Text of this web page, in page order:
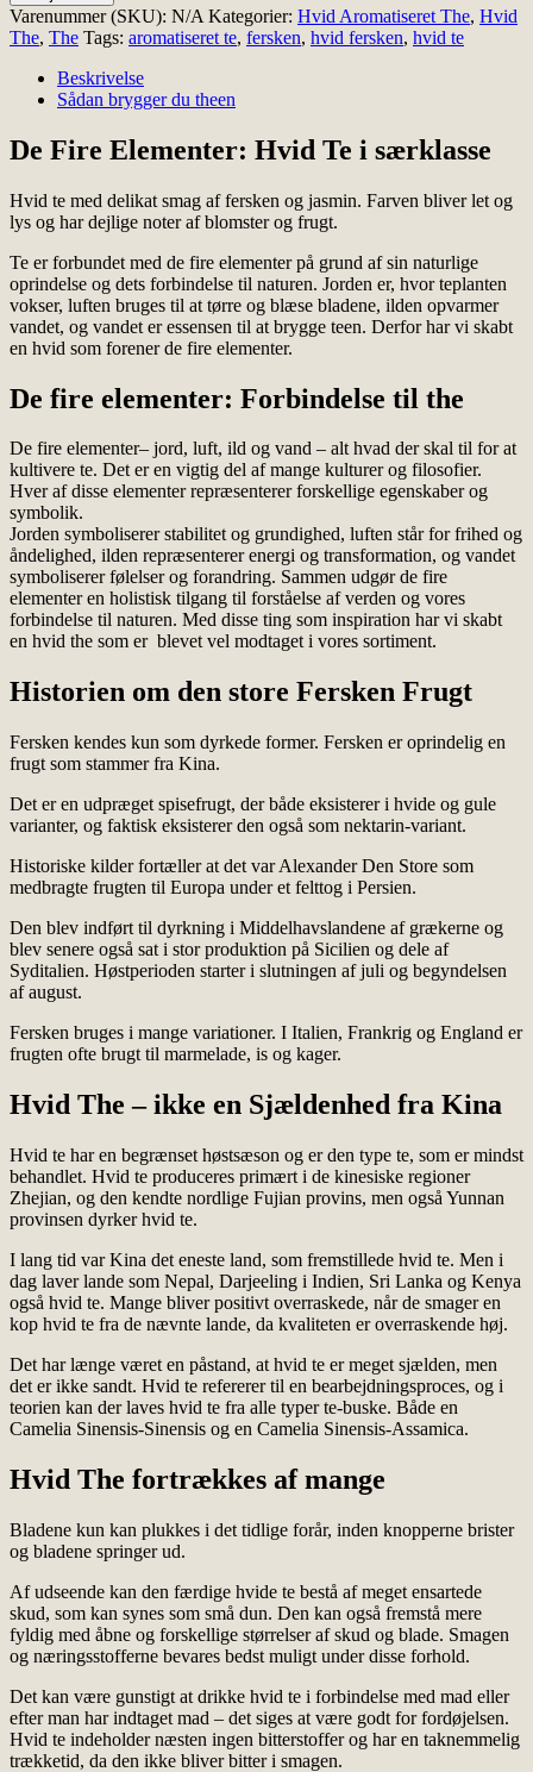
Fire
Elementer
antal
Varenummer (SKU): N/A Kategorier: Hvid Aromatiseret The, Hvid
The, The Tags: aromatiseret te, fersken, hvid fersken, hvid te
Beskrivelse
Sådan brygger du theen
De Fire Elementer: Hvid Te i særklasse
Hvid te med delikat smag af fersken og jasmin. Farven bliver let og
lys og har dejlige noter af blomster og frugt.
Te er forbundet med de fire elementer på grund af sin naturlige
oprindelse og dets forbindelse til naturen. Jorden er, hvor teplanten
vokser, luften bruges til at tørre og blæse bladene, ilden opvarmer
vandet, og vandet er essensen til at brygge teen. Derfor har vi skabt
en hvid som forener de fire elementer.
De fire elementer: Forbindelse til the
De fire elementer– jord, luft, ild og vand – alt hvad der skal til for at
kultivere te. Det er en vigtig del af mange kulturer og filosofier.
Hver af disse elementer repræsenterer forskellige egenskaber og
symbolik.
Jorden symboliserer stabilitet og grundighed, luften står for frihed og
åndelighed, ilden repræsenterer energi og transformation, og vandet
symboliserer følelser og forandring. Sammen udgør de fire
elementer en holistisk tilgang til forståelse af verden og vores
forbindelse til naturen. Med disse ting som inspiration har vi skabt
en hvid the som er blevet vel modtaget i vores sortiment.
Historien om den store Fersken Frugt
Fersken kendes kun som dyrkede former. Fersken er oprindelig en
frugt som stammer fra Kina.
Det er en udpræget spisefrugt, der både eksisterer i hvide og gule
varianter, og faktisk eksisterer den også som nektarin-variant.
Historiske kilder fortæller at det var Alexander Den Store som
medbragte frugten til Europa under et felttog i Persien.
Den blev indført til dyrkning i Middelhavslandene af grækerne og
blev senere også sat i stor produktion på Sicilien og dele af
Syditalien. Høstperioden starter i slutningen af juli og begyndelsen
af august.
Fersken bruges i mange variationer. I Italien, Frankrig og England er
frugten ofte brugt til marmelade, is og kager.
Hvid The – ikke en Sjældenhed fra Kina
Hvid te har en begrænset høstsæson og er den type te, som er mindst
behandlet. Hvid te produceres primært i de kinesiske regioner
Zhejian, og den kendte nordlige Fujian provins, men også Yunnan
provinsen dyrker hvid te.
I lang tid var Kina det eneste land, som fremstillede hvid te. Men i
dag laver lande som Nepal, Darjeeling i Indien, Sri Lanka og Kenya
også hvid te. Mange bliver positivt overraskede, når de smager en
kop hvid te fra de nævnte lande, da kvaliteten er overraskende høj.
Det har længe været en påstand, at hvid te er meget sjælden, men
det er ikke sandt. Hvid te refererer til en bearbejdningsproces, og i
teorien kan der laves hvid te fra alle typer te-buske. Både en
Camelia Sinensis-Sinensis og en Camelia Sinensis-Assamica.
Hvid The fortrækkes af mange
Bladene kun kan plukkes i det tidlige forår, inden knopperne brister
og bladene springer ud.
Af udseende kan den færdige hvide te bestå af meget ensartede
skud, som kan synes som små dun. Den kan også fremstå mere
fyldig med åbne og forskellige størrelser af skud og blade. Smagen
og næringsstofferne bevares bedst muligt under disse forhold.
Det kan være gunstigt at drikke hvid te i forbindelse med mad eller
efter man har indtaget mad – det siges at være godt for fordøjelsen.
Hvid te indeholder næsten ingen bitterstoffer og har en taknemmelig
trækketid, da den ikke bliver bitter i smagen.